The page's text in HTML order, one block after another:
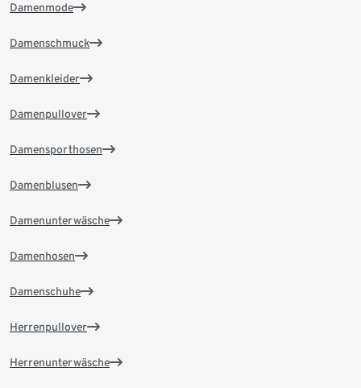
Damenmode
Damenschmuck
Damenkleider
Damenpullover
Damensporthosen
Damenblusen
Damenunterwäsche
Damenhosen
Damenschuhe
Herrenpullover
Herrenunterwäsche